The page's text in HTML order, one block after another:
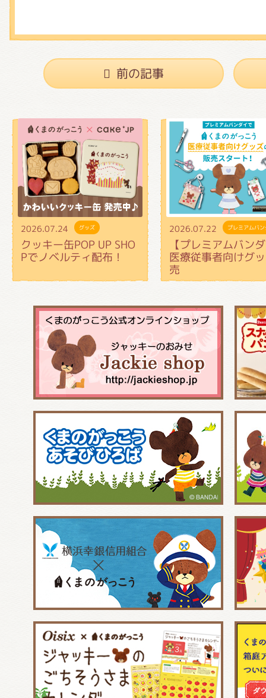
前の記事
2026.07.24 グッズ
クッキー缶POP UP SHO
Pでノベルティ配布！
2026.07.22 プレミアムバ
【プレミアムバン
医療従事者向けグ
売